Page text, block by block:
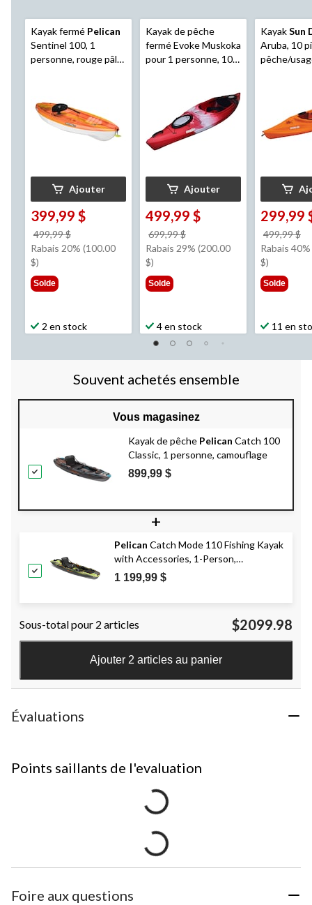
Kayak fermé Pelican
Sentinel 100, 1
personne, rouge pâle
Ajouter
399,99 $
499,99 $
était
Rabais 20% (100.00
$)
Solde
2 en stock
Kayak de pêche
fermé Evoke Muskoka
pour 1 personne, 10
Ajouter
499,99 $
699,99 $
était
Rabais 29% (200.00
$)
Solde
4 en stock
KayakSun
Aruba, 10
pêche/
299,99
499,99 $
Rabais
$)
Solde
11 en
Souvent achetés ensemble
Vous magasinez
Kayak de pêche Pelican Catch 100
Classic, 1 personne, camouflage
899,99 $
+
Pelican Catch Mode 110 Fishing Kayak
with Accessories, 1-Person,
Camouflage
1 199,99 $
Sous-total pour 2 articles $2099.98
Ajouter 2 articles au panier
Évaluations
Points saillants de l'evaluation
Foire aux questions